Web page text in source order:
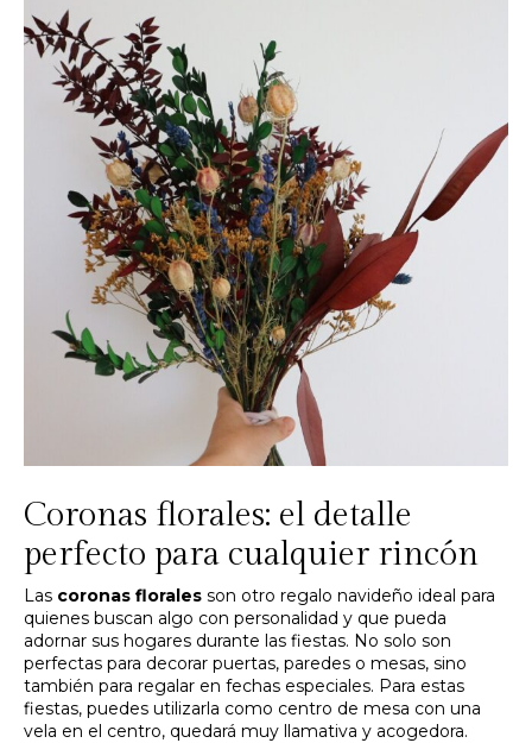
Coronas florales: el detalle
perfecto para cualquier rincón
Las coronas florales son otro regalo navideño ideal para
quienes buscan algo con personalidad y que pueda
adornar sus hogares durante las fiestas. No solo son
perfectas para decorar puertas, paredes o mesas, sino
también para regalar en fechas especiales. Para estas
fiestas, puedes utilizarla como centro de mesa con una
vela en el centro, quedará muy llamativa y acogedora.